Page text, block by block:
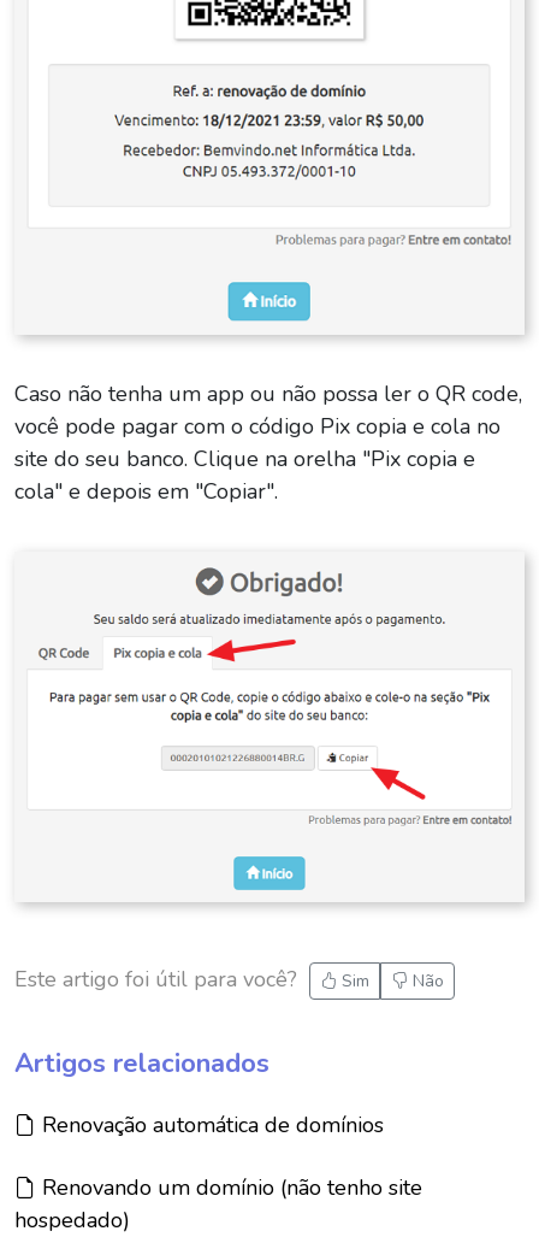
Caso não tenha um app ou não possa ler o QR code,
você pode pagar com o código Pix copia e cola no
site do seu banco. Clique na orelha "Pix copia e
cola" e depois em "Copiar".
Este artigo foi útil para você? Sim Não
Artigos relacionados
Artigo:
Renovação automática de domínios
Artigo:
Renovando um domínio (não tenho site
hospedado)